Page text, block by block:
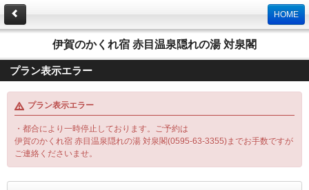
HOME
伊賀のかくれ宿 赤目温泉隠れの湯 対泉閣
プラン表示エラー
プラン表示エラー
・都合により一時停止しております。ご予約は
伊賀のかくれ宿 赤目温泉隠れの湯 対泉閣(0595-63-3355)までお手数ですが
ご連絡くださいませ。